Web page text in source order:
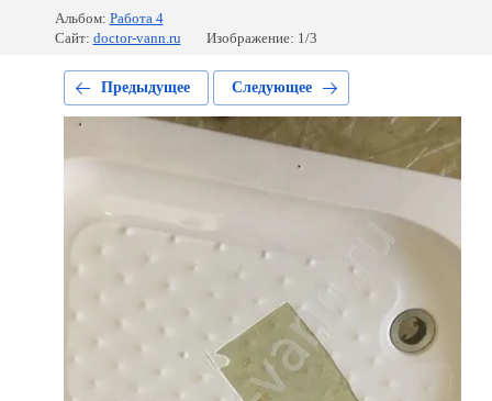
Альбом: Работа 4
Сайт: doctor-vann.ru Изображение: 1/3
Предыдущее Следующее